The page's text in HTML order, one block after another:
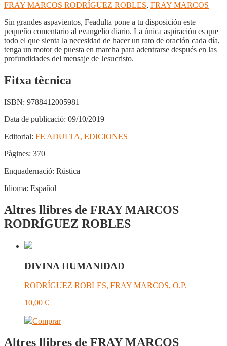
FRAY MARCOS RODRÍGUEZ ROBLES, FRAY MARCOS
Sin grandes aspavientos, Feadulta pone a tu disposición este
pequeño comentario al evangelio diario. La única aspiración es que
todo el que sienta la necesidad de hacer un rato de oración cada día,
tenga un motor de puesta en marcha para adentrarse después en las
profundidades del mensaje de Jesucristo.
Fitxa tècnica
ISBN: 9788412005981
Data de publicació: 09/10/2019
Editorial: FE ADULTA, EDICIONES
Pàgines: 370
Enquadernació: Rústica
Idioma: Español
Altres llibres de FRAY MARCOS
RODRÍGUEZ ROBLES
DIVINA HUMANIDAD
RODRÍGUEZ ROBLES, FRAY MARCOS, O.P.
10,00 €
Comprar
Altres llibres de FRAY MARCOS